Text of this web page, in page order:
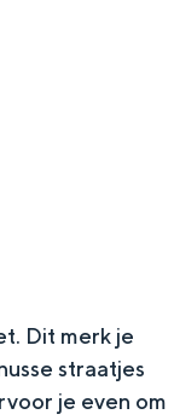
Dit merk je
straatjes
je even om